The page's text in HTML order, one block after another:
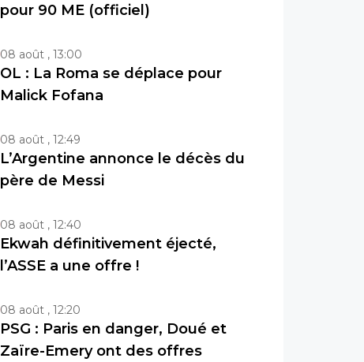
pour 90 ME (officiel)
08 août , 13:00
OL : La Roma se déplace pour
Malick Fofana
08 août , 12:49
L’Argentine annonce le décès du
père de Messi
08 août , 12:40
Ekwah définitivement éjecté,
l’ASSE a une offre !
08 août , 12:20
PSG : Paris en danger, Doué et
Zaïre-Emery ont des offres